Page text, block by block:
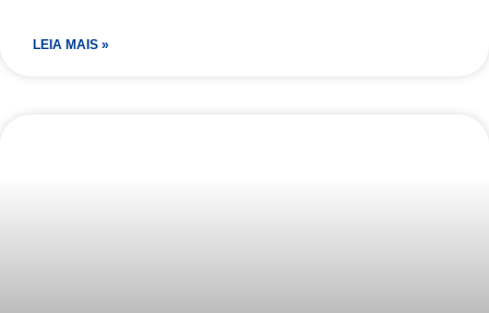
LEIA MAIS »